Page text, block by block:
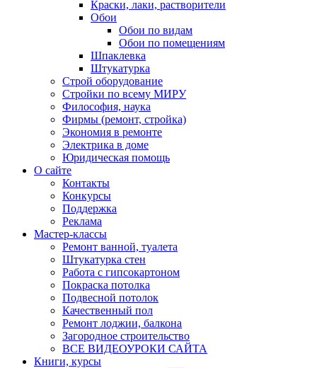
Краски, лаки, растворители
Обои
Обои по видам
Обои по помещениям
Шпаклевка
Штукатурка
Строй оборудование
Стройки по всему МИРУ
Философия, наука
Фирмы (ремонт, стройка)
Экономия в ремонте
Электрика в доме
Юридическая помощь
О сайте
Контакты
Конкурсы
Поддержка
Реклама
Мастер-классы
Ремонт ванной, туалета
Штукатурка стен
Работа с гипсокартоном
Покраска потолка
Подвесной потолок
Качественный пол
Ремонт лоджии, балкона
Загородное строительство
ВСЕ ВИДЕОУРОКИ САЙТА
Книги, курсы